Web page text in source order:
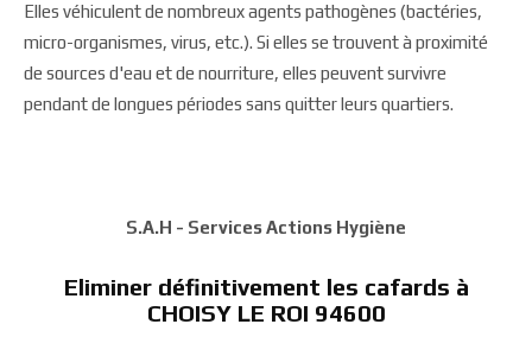
Elles véhiculent de nombreux agents pathogènes (bactéries,
micro-organismes, virus, etc.). Si elles se trouvent à proximité
de sources d'eau et de nourriture, elles peuvent survivre
pendant de longues périodes sans quitter leurs quartiers.
S.A.H - Services Actions Hygiène
Eliminer définitivement les cafards à
CHOISY LE ROI 94600